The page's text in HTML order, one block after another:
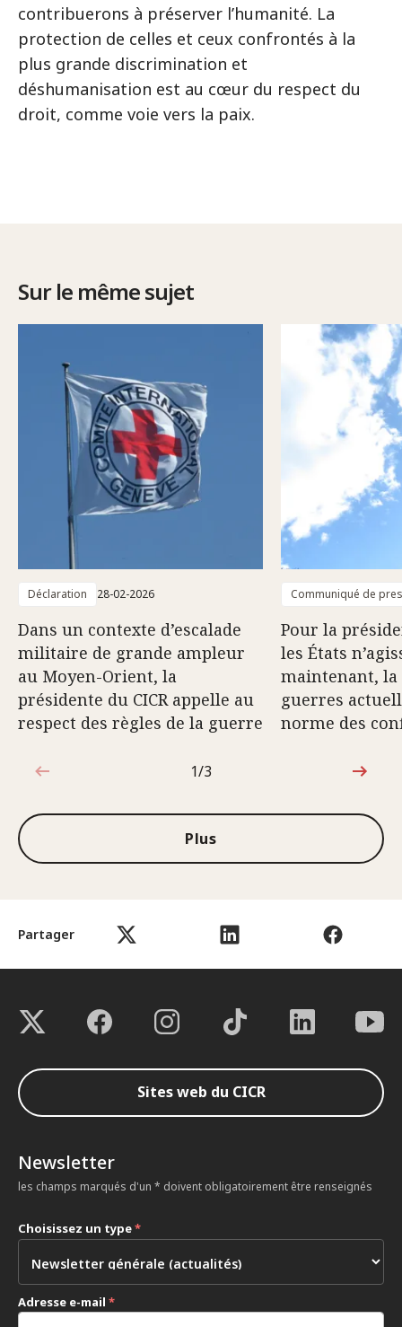
Partager
contribuerons à préserver l’humanité. La
protection de celles et ceux confrontés à la
plus grande discrimination et
déshumanisation est au cœur du respect du
droit, comme voie vers la paix.
Sur le même sujet
Déclaration 28-02-2026
Dans un contexte d’escalade
militaire de grande ampleur
au Moyen-Orient, la
présidente du CICR appelle au
respect des règles de la guerre
Communiqué de
Pour la
les États
maintenant, la
guerres
norme des
1sur3
1/3
Plus
Sites web du CICR
Newsletter
les champs marqués d'un * doivent obligatoirement être renseignés
Choisissez un type*
Adresse e-mail *